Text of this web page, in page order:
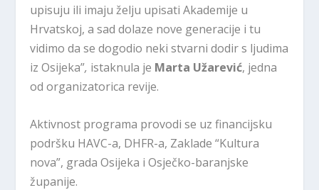
upisuju ili imaju želju upisati Akademije u
Hrvatskoj, a sad dolaze nove generacije i tu
vidimo da se dogodio neki stvarni dodir s ljudima
iz Osijeka”, istaknula je Marta Užarević, jedna
od organizatorica revije.
Aktivnost programa provodi se uz financijsku
podršku HAVC-a, DHFR-a, Zaklade “Kultura
nova”, grada Osijeka i Osječko-baranjske
županije.